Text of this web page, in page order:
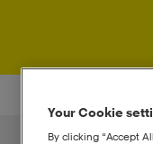
Your Cookie
By clicking “Accept